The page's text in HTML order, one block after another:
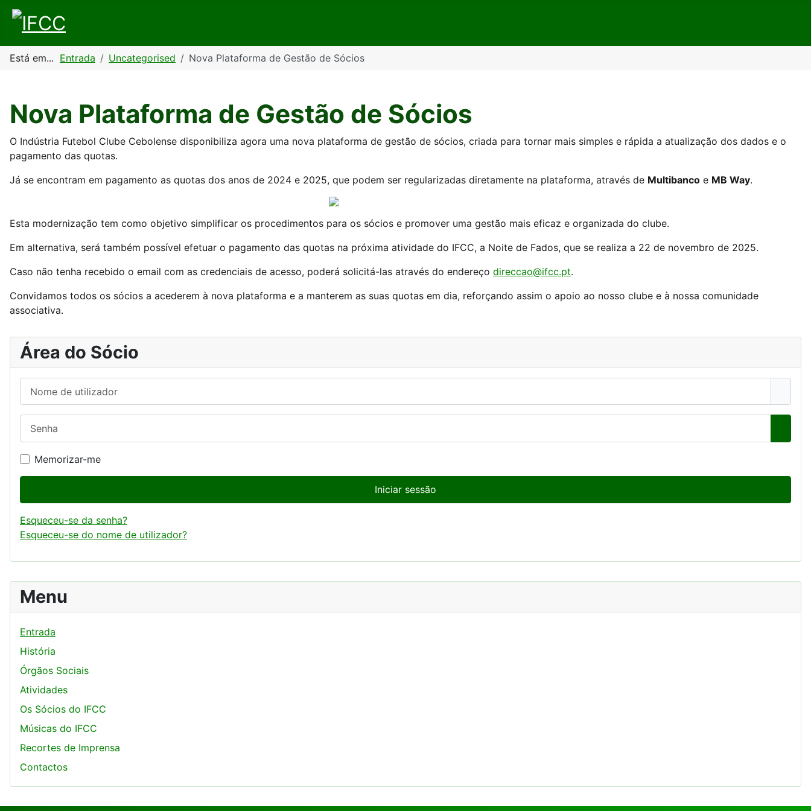
Está em... Entrada Uncategorised Nova Plataforma de Gestão de Sócios
Menu
Entrada
História
Órgãos Sociais
Atividades
Os Sócios do IFCC
Músicas do IFCC
Recortes de Imprensa
Contactos
Nova Plataforma de Gestão de Sócios
O Indústria Futebol Clube Cebolense disponibiliza agora uma nova plataforma de gestão de sócios, criada para tornar mais simples e rápida a atualização dos dados e o
pagamento das quotas.
Já se encontram em pagamento as quotas dos anos de 2024 e 2025, que podem ser regularizadas diretamente na plataforma, através de Multibanco e MB Way.
Esta modernização tem como objetivo simplificar os procedimentos para os sócios e promover uma gestão mais eficaz e organizada do clube.
Em alternativa, será também possível efetuar o pagamento das quotas na próxima atividade do IFCC, a Noite de Fados, que se realiza a 22 de novembro de 2025.
Caso não tenha recebido o email com as credenciais de acesso, poderá solicitá-las através do endereço direccao@ifcc.pt.
Convidamos todos os sócios a acederem à nova plataforma e a manterem as suas quotas em dia, reforçando assim o apoio ao nosso clube e à nossa comunidade
associativa.
Área do Sócio
Memorizar-me
Iniciar sessão
Esqueceu-se da senha?
Esqueceu-se do nome de utilizador?